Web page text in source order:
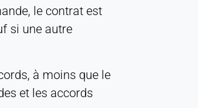
le contrat est
si une autre
à moins que le
et les accords